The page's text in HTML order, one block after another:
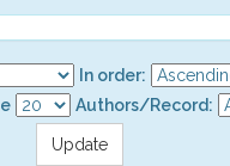
In order:
Authors/Record: